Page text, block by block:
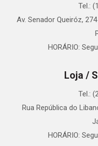
Tel.:
Av. Senador Queiróz,
HORÁRIO:
Loja /
Tel.:
Rua República do
HORÁRIO: